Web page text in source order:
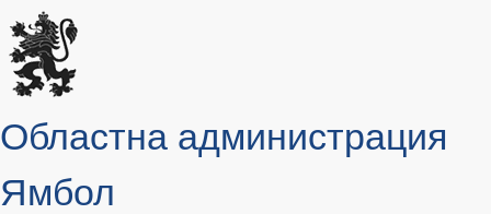
Областна администрация
Ямбол